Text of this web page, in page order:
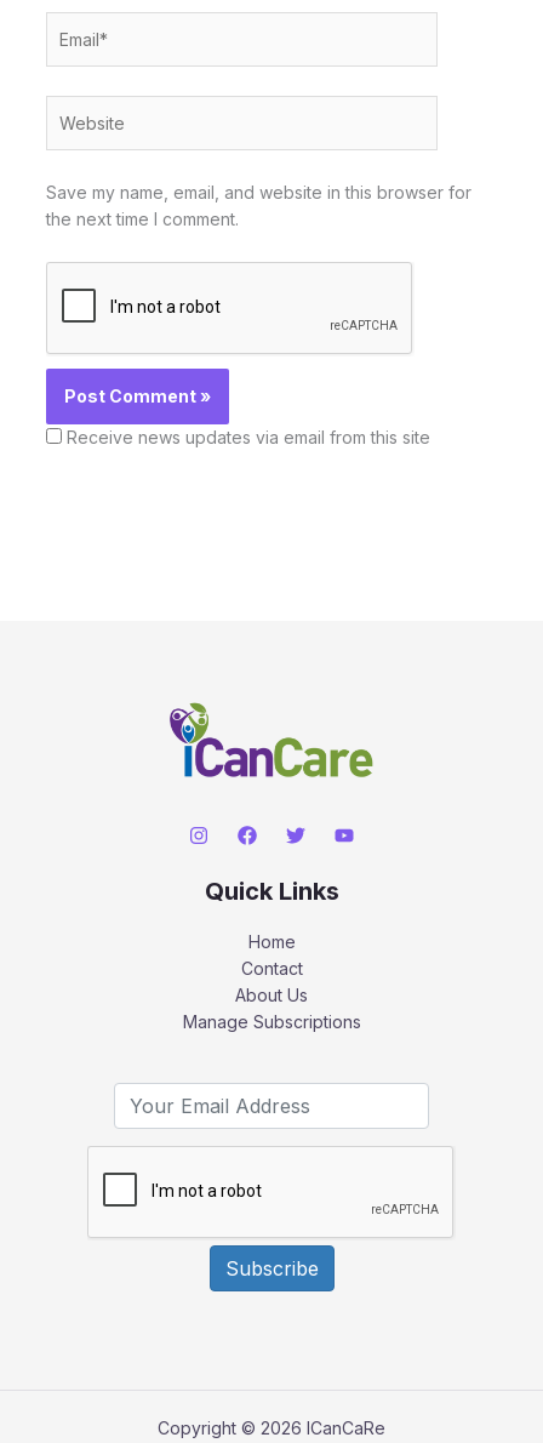
Save my name, email, and website in this browser for
the next time I comment.
Receive news updates via email from this site
Quick Links
Home
Contact
About Us
Manage Subscriptions
Subscribe
Copyright © 2026 ICanCaRe